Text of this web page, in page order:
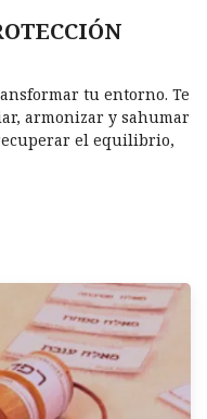
tu entorno. Te
armonizar y sahumar
el equilibrio,